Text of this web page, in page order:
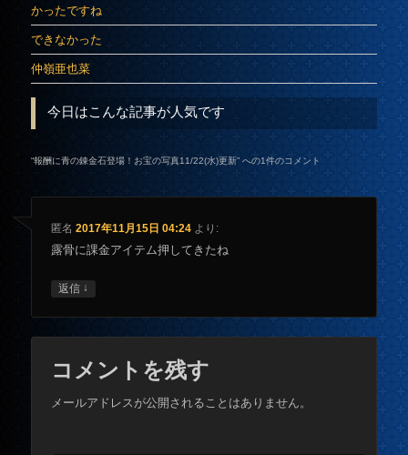
かったですね
できなかった
仲嶺亜也菜
今日はこんな記事が人気です
“報酬に青の錬金石登場！お宝の写真11/22(水)更新” への1件のコメント
匿名 2017年11月15日 04:24 より:
露骨に課金アイテム押してきたね
返信 ↓
コメントを残す
メールアドレスが公開されることはありません。